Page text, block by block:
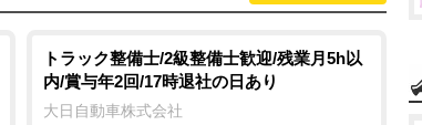
トラック整備士/2級整備士歓迎/残業月5h以
内/賞与年2回/17時退社の日あり
大日自動車株式会社